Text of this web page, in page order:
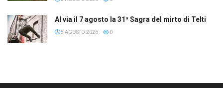
Al via il 7 agosto la 31ª Sagra del mirto di Telti
5 AGOSTO 2026 0